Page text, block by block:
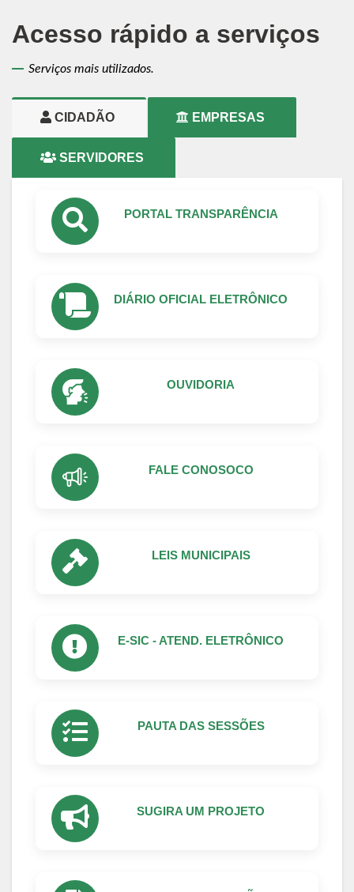
Acesso rápido a serviços
Serviços mais utilizados.
CIDADÃO EMPRESAS
SERVIDORES
PORTAL TRANSPARÊNCIA
DIÁRIO OFICIAL ELETRÔNICO
OUVIDORIA
FALE CONOSOCO
LEIS MUNICIPAIS
E-SIC - ATEND. ELETRÔNICO
PAUTA DAS SESSÕES
SUGIRA UM PROJETO